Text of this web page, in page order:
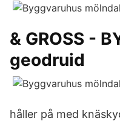
& GROSS -
geodruid
håller på med